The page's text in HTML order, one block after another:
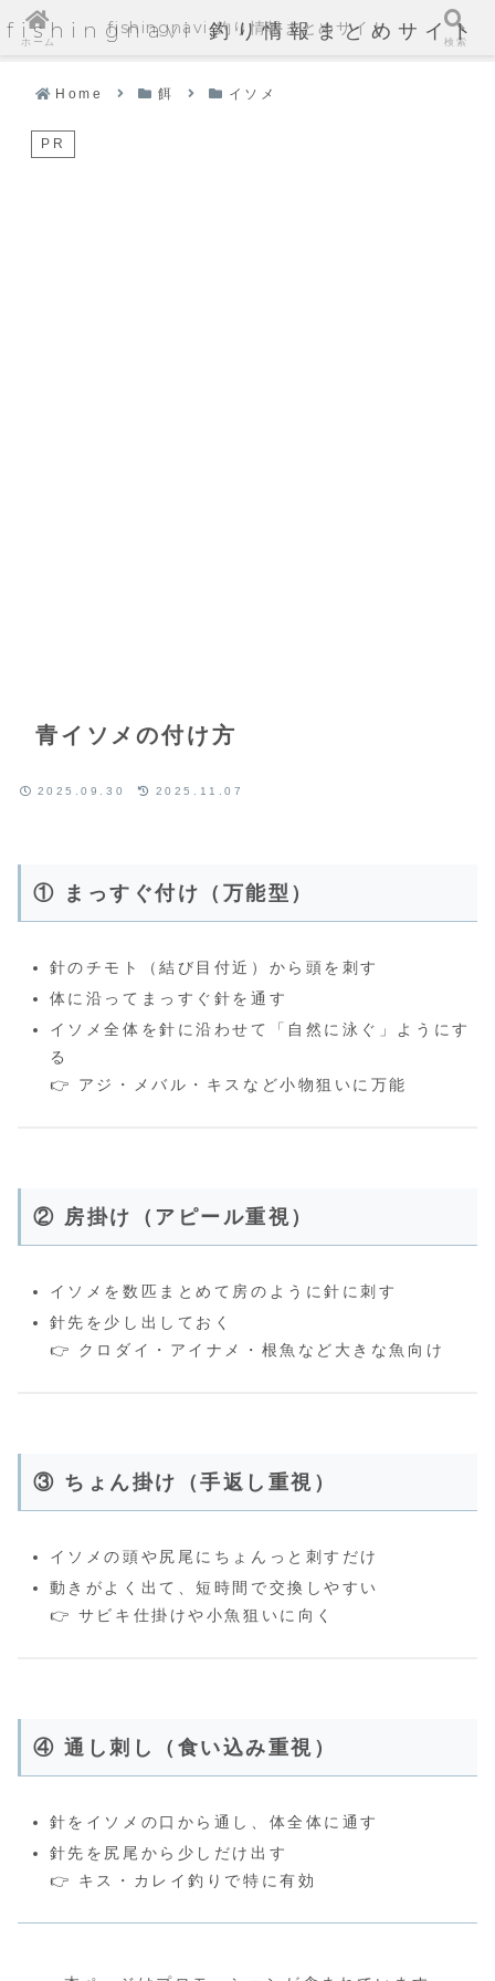
fishingnavi 釣り情報まとめサイト
Home 餌 イソメ
PR
青イソメの付け方
2025.09.30 2025.11.07
① まっすぐ付け（万能型）
針のチモト（結び目付近）から頭を刺す
体に沿ってまっすぐ針を通す
イソメ全体を針に沿わせて「自然に泳ぐ」ようにす
る
👉 アジ・メバル・キスなど小物狙いに万能
② 房掛け（アピール重視）
イソメを数匹まとめて房のように針に刺す
針先を少し出しておく
👉 クロダイ・アイナメ・根魚など大きな魚向け
③ ちょん掛け（手返し重視）
イソメの頭や尻尾にちょんっと刺すだけ
動きがよく出て、短時間で交換しやすい
👉 サビキ仕掛けや小魚狙いに向く
④ 通し刺し（食い込み重視）
針をイソメの口から通し、体全体に通す
針先を尻尾から少しだけ出す
👉 キス・カレイ釣りで特に有効
ホーム
fishingnavi 釣り情報まとめサイト
検索